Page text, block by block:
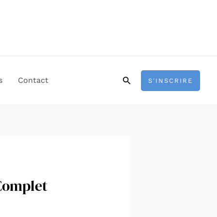
Contact RechercherS'INSCRIRE